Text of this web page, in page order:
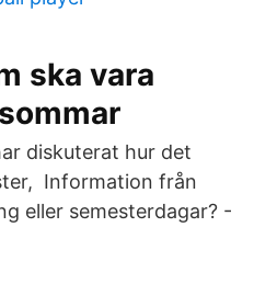
ska vara
diskuterat hur det
Information från
eller semesterdagar? -